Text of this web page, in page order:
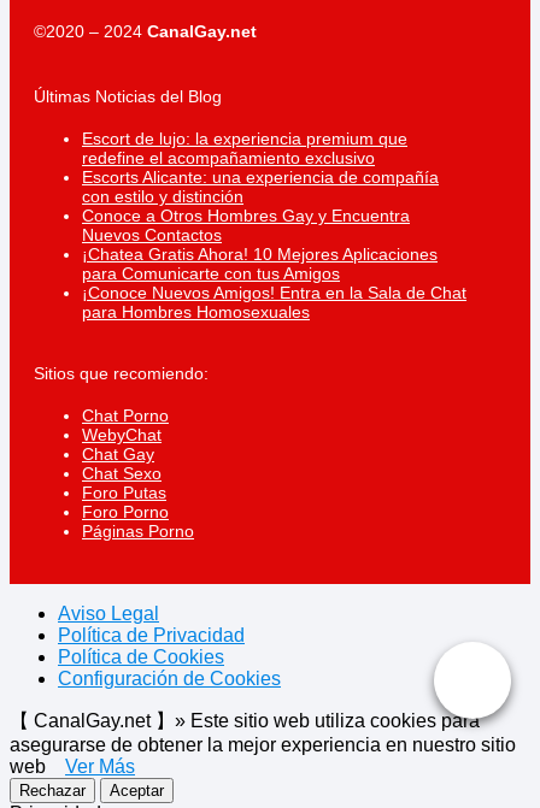
©2020 – 2024 CanalGay.net
Últimas Noticias del Blog
Escort de lujo: la experiencia premium que
redefine el acompañamiento exclusivo
Escorts Alicante: una experiencia de compañía
con estilo y distinción
Conoce a Otros Hombres Gay y Encuentra
Nuevos Contactos
¡Chatea Gratis Ahora! 10 Mejores Aplicaciones
para Comunicarte con tus Amigos
¡Conoce Nuevos Amigos! Entra en la Sala de Chat
para Hombres Homosexuales
Sitios que recomiendo:
Chat Porno
WebyChat
Chat Gay
Chat Sexo
Foro Putas
Foro Porno
Páginas Porno
Aviso Legal
Política de Privacidad
Política de Cookies
Configuración de Cookies
【 CanalGay.net 】» Este sitio web utiliza cookies para
asegurarse de obtener la mejor experiencia en nuestro sitio
web Ver Más
Rechazar Aceptar